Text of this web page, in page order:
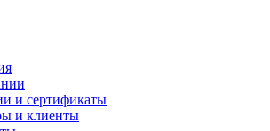
и сертификаты
и клиенты